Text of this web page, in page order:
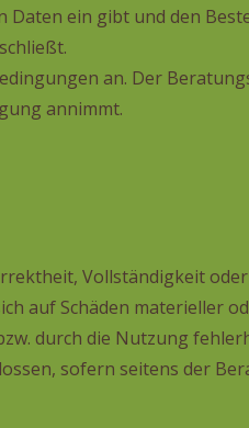
ein gibt und den
an. Der
annimmt.
Vollständigkeit
auf Schäden materieller
durch die Nutzung
sofern seitens der